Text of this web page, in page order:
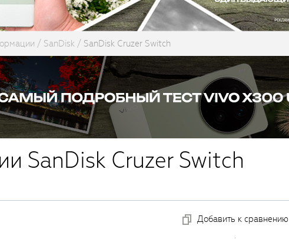
SanDisk SanDisk Cruzer Switch
SanDisk Cruzer Switch
Добавить к сравнению